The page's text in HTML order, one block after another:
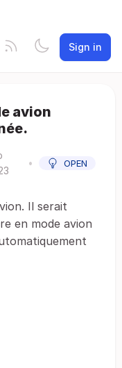
Sign in
avion
• OPEN
Il serait
en mode avion